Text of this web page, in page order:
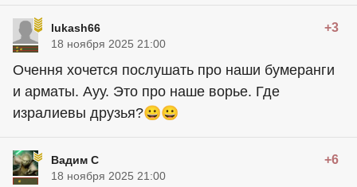
lukash66 +3
18 ноября 2025 21:00
Очення хочется послушать про наши бумеранги
и арматы. Ауу. Это про наше ворье. Где
изралиевы друзья?😀😀
Вадим С +6
18 ноября 2025 21:00